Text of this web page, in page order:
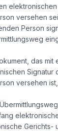
versehen
Person
das mit
Signatur
versehen
Gerichts-